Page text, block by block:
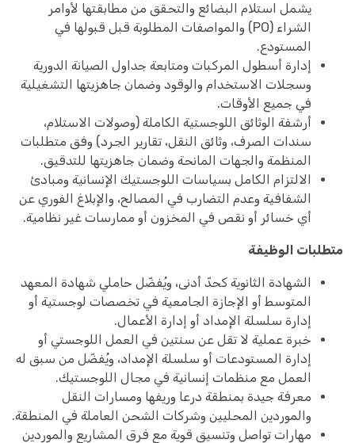
يشمل استلام البضائع والتحقق من مطابقتها لأوامر
الشراء (PO) والمواصفات المطلوبة قبل قبولها في
المستودع.
إدارة أسطول المركبات ومتابعة جداول الصيانة الدورية
وسجلات الاستخدام والوقود وضمان جاهزيتها التشغيلية
في جميع الأوقات.
أرشفة الوثائق اللوجستية الكاملة (وصولات الاستلام،
سندات الصرف، وثائق النقل، تقارير الجرد) وفق متطلبات
المنظمة والجهات المانحة وضمان جاهزيتها للتدقيق.
الالتزام الكامل بسياسات اللوجستيك الإنسانية ومبادئ
الشفافية وعدم التضارب في المصالح، والإبلاغ الفوري عن
أي خسائر أو نقص في المخزون أو ممارسات غير نظامية.
متطلبات الوظيفة
الشهادة الثانوية كحدّ أدنى، ويُفضّل حاملي شهادة المعهد
المتوسط أو الإجازة الجامعية في تخصصات لوجستية أو
إدارة سلسلة الإمداد أو إدارة الأعمال.
خبرة عملية لا تقل عن سنتين في العمل اللوجستي أو
إدارة المستودعات أو سلسلة الإمداد، ويُفضّل من سبق له
العمل مع منظمات إنسانية في مجال اللوجستيك.
معرفة جيدة بمنطقة درعا وريفها ومسارات النقل
والموردين المحليين وشركات الشحن العاملة في المنطقة.
مهارات تواصل وتنسيق قوية مع فرق المشاريع والموردين